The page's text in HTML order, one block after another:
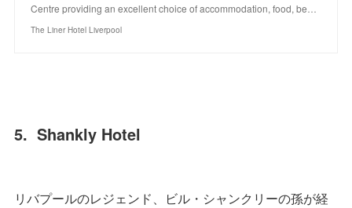
Centre providing an excellent choice of accommodation, food, be…
The Liner Hotel Liverpool
5. Shankly Hotel
リバプールのレジェンド、ビル・シャンクリーの孫が経